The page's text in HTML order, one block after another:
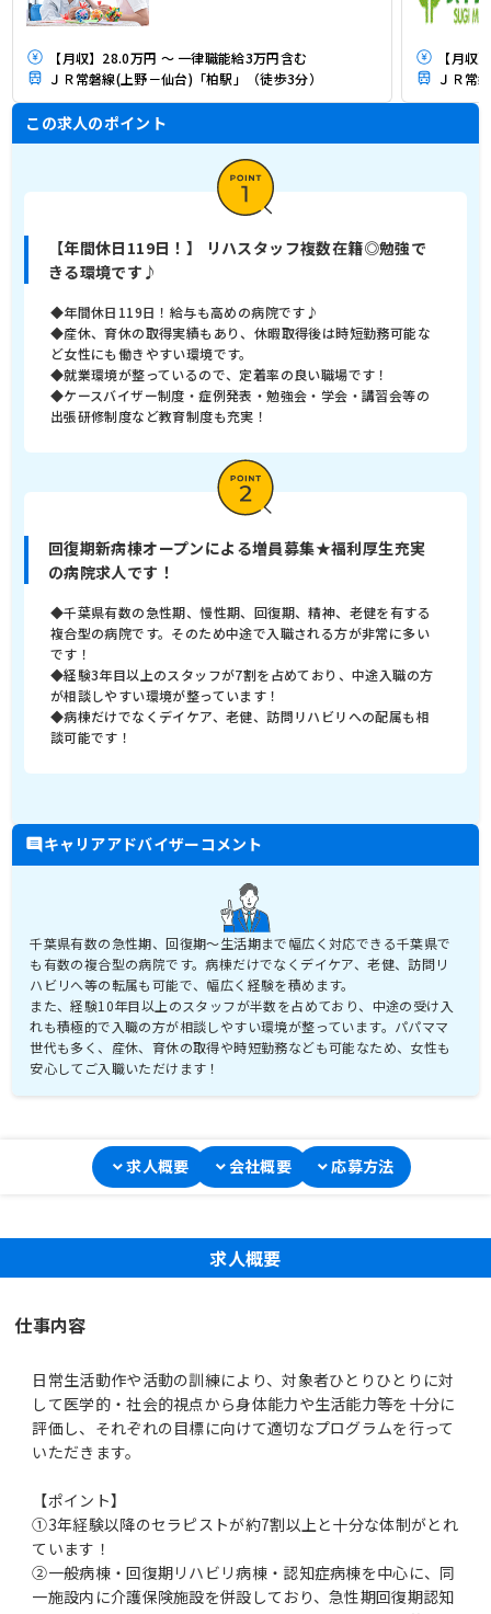
【月収】28.0万円 ～ 一律職能給3万円含む
ＪＲ常磐線(上野－仙台)「柏駅」（徒歩3分）
【月収
ＪＲ常
この求人のポイント
【年間休日119日！】 リハスタッフ複数在籍◎勉強で
きる環境です♪
◆年間休日119日！給与も高めの病院です♪
◆産休、育休の取得実績もあり、休暇取得後は時短勤務可能な
ど女性にも働きやすい環境です。
◆就業環境が整っているので、定着率の良い職場です！
◆ケースバイザー制度・症例発表・勉強会・学会・講習会等の
出張研修制度など教育制度も充実！
回復期新病棟オープンによる増員募集★福利厚生充実
の病院求人です！
◆千葉県有数の急性期、慢性期、回復期、精神、老健を有する
複合型の病院です。そのため中途で入職される方が非常に多い
です！
◆経験3年目以上のスタッフが7割を占めており、中途入職の方
が相談しやすい環境が整っています！
◆病棟だけでなくデイケア、老健、訪問リハビリへの配属も相
談可能です！
キャリアアドバイザーコメント
千葉県有数の急性期、回復期～生活期まで幅広く対応できる千葉県で
も有数の複合型の病院です。病棟だけでなくデイケア、老健、訪問リ
ハビリへ等の転属も可能で、幅広く経験を積めます。
また、経験10年目以上のスタッフが半数を占めており、中途の受け入
れも積極的で入職の方が相談しやすい環境が整っています。パパママ
世代も多く、産休、育休の取得や時短勤務なども可能なため、女性も
安心してご入職いただけます！
求人概要 会社概要 応募方法
求人概要
仕事内容
日常生活動作や活動の訓練により、対象者ひとりひとりに対
して医学的・社会的視点から身体能力や生活能力等を十分に
評価し、それぞれの目標に向けて適切なプログラムを行って
いただきます。
【ポイント】
①3年経験以降のセラピストが約7割以上と十分な体制がとれ
ています！
②一般病棟・回復期リハビリ病棟・認知症病棟を中心に、同
一施設内に介護保険施設を併設しており、急性期回復期認知